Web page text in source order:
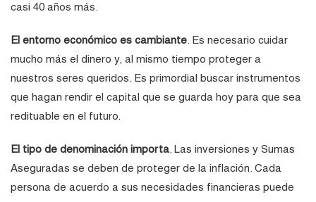
casi 40 años más.
El entorno económico es cambiante. Es necesario cuidar
mucho más el dinero y, al mismo tiempo proteger a
nuestros seres queridos. Es primordial buscar instrumentos
que hagan rendir el capital que se guarda hoy para que sea
redituable en el futuro.
El tipo de denominación importa. Las inversiones y Sumas
Aseguradas se deben de proteger de la inflación. Cada
persona de acuerdo a sus necesidades financieras puede